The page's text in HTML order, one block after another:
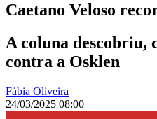
Caetano Veloso
A coluna descobriu,
contra a Osklen
Fábia Oliveira
24/03/2025 08:00